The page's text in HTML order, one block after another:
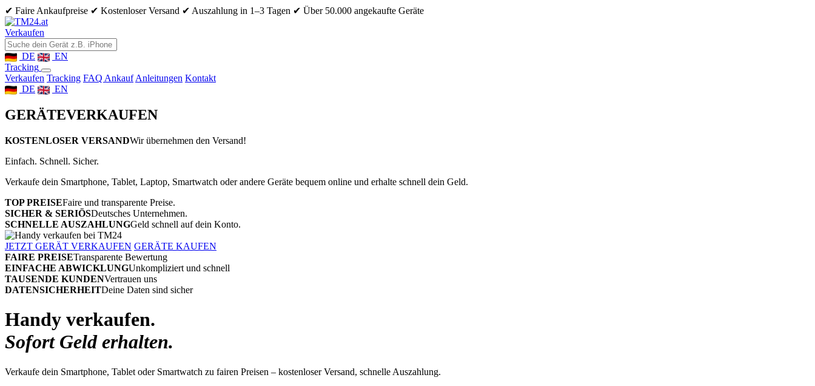
✔ Faire Ankaufpreise ✔ Kostenloser Versand ✔ Auszahlung in 1–3 Tagen ✔ Über 50.000 angekaufte Geräte
Verkaufen
DE
EN
Tracking
Verkaufen Tracking FAQ Ankauf Anleitungen Kontakt
DE
EN
GERÄTEVERKAUFEN
KOSTENLOSER VERSANDWir übernehmen den Versand!
Einfach. Schnell. Sicher.
Verkaufe dein Smartphone, Tablet, Laptop, Smartwatch oder andere Geräte bequem online und erhalte schnell dein Geld.
TOP PREISEFaire und transparente Preise.
SICHER & SERIÖSDeutsches Unternehmen.
SCHNELLE AUSZAHLUNGGeld schnell auf dein Konto.
JETZT GERÄT VERKAUFEN GERÄTE KAUFEN
FAIRE PREISETransparente Bewertung
EINFACHE ABWICKLUNGUnkompliziert und schnell
TAUSENDE KUNDENVertrauen uns
DATENSICHERHEITDeine Daten sind sicher
Handy verkaufen.
Sofort Geld erhalten.
Verkaufe dein Smartphone, Tablet oder Smartwatch zu fairen Preisen – kostenloser Versand, schnelle Auszahlung.